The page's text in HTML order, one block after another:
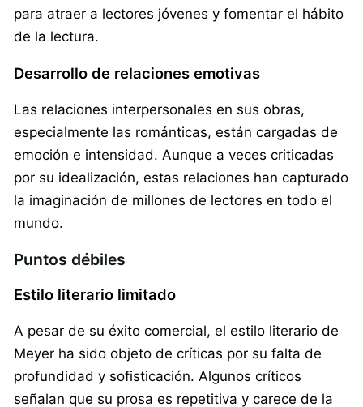
para atraer a lectores jóvenes y fomentar el hábito
de la lectura.
Desarrollo de relaciones emotivas
Las relaciones interpersonales en sus obras,
especialmente las románticas, están cargadas de
emoción e intensidad. Aunque a veces criticadas
por su idealización, estas relaciones han capturado
la imaginación de millones de lectores en todo el
mundo.
Puntos débiles
Estilo literario limitado
A pesar de su éxito comercial, el estilo literario de
Meyer ha sido objeto de críticas por su falta de
profundidad y sofisticación. Algunos críticos
señalan que su prosa es repetitiva y carece de la